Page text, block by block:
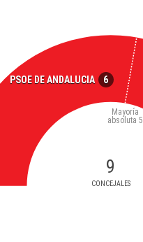
PSOE DE ANDALUCIA 6
9
CONCEJALES
Mayoría
absoluta 5